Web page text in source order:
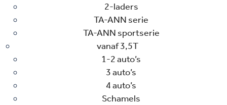
2-laders
TA-ANN serie
TA-ANN sportserie
vanaf 3,5T
1-2 auto’s
3 auto’s
4 auto’s
Schamels